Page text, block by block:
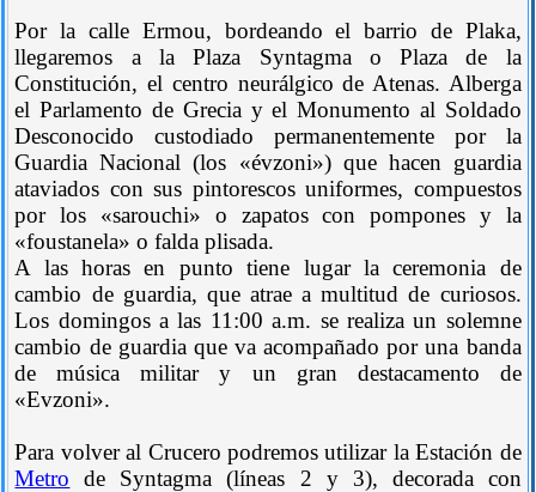
Por la calle Ermou, bordeando el barrio de Plaka,
llegaremos a la Plaza Syntagma o Plaza de la
Constitución, el centro neurálgico de Atenas. Alberga
el Parlamento de Grecia y el Monumento al Soldado
Desconocido custodiado permanentemente por la
Guardia Nacional (los «évzoni») que hacen guardia
ataviados con sus pintorescos uniformes, compuestos
por los «sarouchi» o zapatos con pompones y la
«foustanela» o falda plisada.
A las horas en punto tiene lugar la ceremonia de
cambio de guardia, que atrae a multitud de curiosos.
Los domingos a las 11:00 a.m. se realiza un solemne
cambio de guardia que va acompañado por una banda
de música militar y un gran destacamento de
«Evzoni».
Para volver al Crucero podremos utilizar la Estación de
Metro de Syntagma (líneas 2 y 3), decorada con